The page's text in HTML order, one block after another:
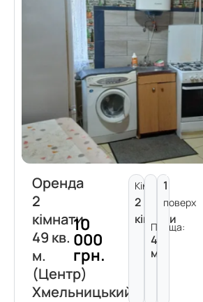
Оренда
2
кімнати
49 кв.
м.
(Центр)
Хмельницький
10
000
грн.
Кімнат:
2
кімнати
Площа:
49
м²
1
поверх